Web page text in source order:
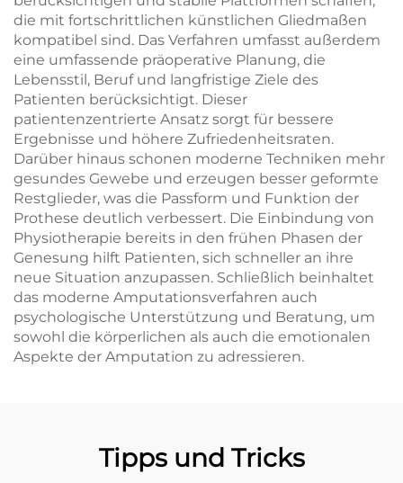
die mit fortschrittlichen künstlichen Gliedmaßen
kompatibel sind. Das Verfahren umfasst außerdem
eine umfassende präoperative Planung, die
Lebensstil, Beruf und langfristige Ziele des
Patienten berücksichtigt. Dieser
patientenzentrierte Ansatz sorgt für bessere
Ergebnisse und höhere Zufriedenheitsraten.
Darüber hinaus schonen moderne Techniken mehr
gesundes Gewebe und erzeugen besser geformte
Restglieder, was die Passform und Funktion der
Prothese deutlich verbessert. Die Einbindung von
Physiotherapie bereits in den frühen Phasen der
Genesung hilft Patienten, sich schneller an ihre
neue Situation anzupassen. Schließlich beinhaltet
das moderne Amputationsverfahren auch
psychologische Unterstützung und Beratung, um
sowohl die körperlichen als auch die emotionalen
Aspekte der Amputation zu adressieren.
Tipps und Tricks